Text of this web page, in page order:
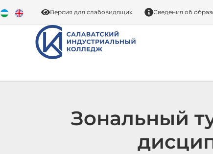
к
содержимому
Версия для слабовидящих Сведения об
Зональный